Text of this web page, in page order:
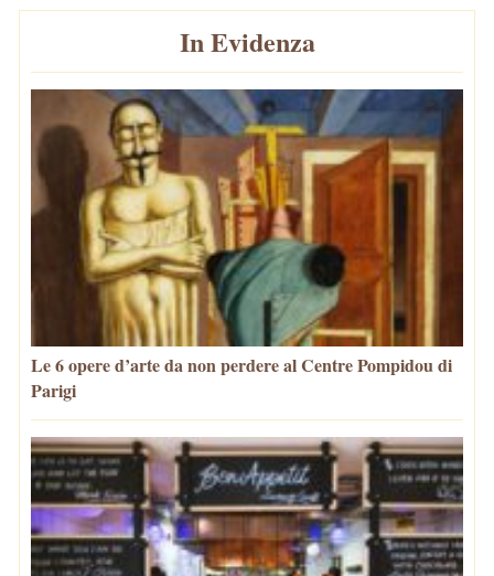
In Evidenza
Le 6 opere d’arte da non perdere al Centre Pompidou di
Parigi